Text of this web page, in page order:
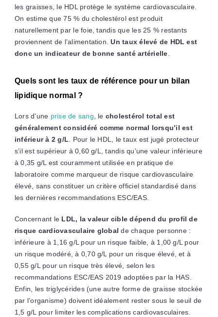
les graisses, le HDL protège le système cardiovasculaire.
On estime que 75 % du cholestérol est produit
naturellement par le foie, tandis que les 25 % restants
proviennent de l’alimentation.Un taux élevé de HDL est
donc un indicateur de bonne santé artérielle.
Quels sont les taux de référence pour un bilan
lipidique normal ?
Lors d’une prise de sang, le cholestérol total est
généralement considéré comme normal lorsqu’il est
inférieur à 2 g/L. Pour le HDL, le taux est jugé protecteur
s’il est supérieur à 0,60 g/L, tandis qu’une valeur inférieure
à 0,35 g/L est couramment utilisée en pratique de
laboratoire comme marqueur de risque cardiovasculaire
élevé, sans constituer un critère officiel standardisé dans
les dernières recommandations ESC/EAS.
Concernant le LDL, la valeur cible dépend du profil de
risque cardiovasculaire global de chaque personne :
inférieure à 1,16 g/L pour un risque faible, à 1,00 g/L pour
un risque modéré, à 0,70 g/L pour un risque élevé, et à
0,55 g/L pour un risque très élevé, selon les
recommandations ESC/EAS 2019 adoptées par la HAS.
Enfin, les triglycérides (une autre forme de graisse stockée
par l’organisme) doivent idéalement rester sous le seuil de
1,5 g/L pour limiter les complications cardiovasculaires.